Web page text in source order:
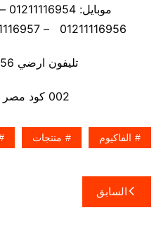
تليفون ارضي 0225880056
002 كود مصر قبل الرقم
الفاكيوم منتجات
تصفّح
المقالات
السابق